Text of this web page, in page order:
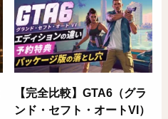
【完全比較】GTA6（グラ
ンド・セフト・オートVI）